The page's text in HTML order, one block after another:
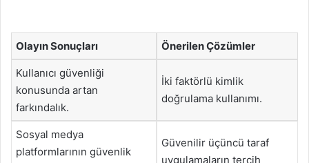
Olayın Sonuçları Önerilen Çözümler
Kullanıcı güvenliği
konusunda artan
farkındalık.
İki faktörlü kimlik
doğrulama kullanımı.
Sosyal medya
platformlarının güvenlik
Güvenilir üçüncü taraf
uygulamaların tercih